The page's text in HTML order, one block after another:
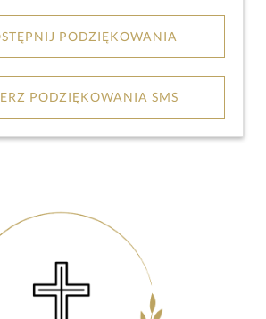
PODZIĘKOWANIA
PODZIĘKOWANIA SMS